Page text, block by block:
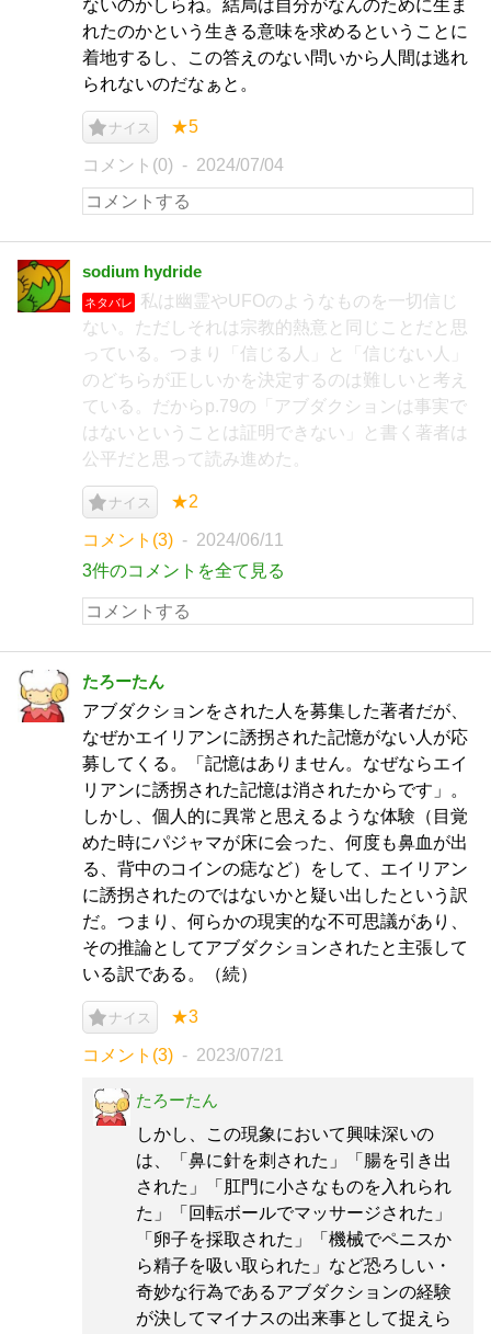
ないのかしらね。結局は自分がなんのために生ま
れたのかという生きる意味を求めるということに
着地するし、この答えのない問いから人間は逃れ
られないのだなぁと。
ナイス ★5
コメント(0) 2024/07/04
sodium hydride
ネタバレ
私は幽霊やUFOのようなものを一切信じ
ない。ただしそれは宗教的熱意と同じことだと思
っている。つまり「信じる人」と「信じない人」
のどちらが正しいかを決定するのは難しいと考え
ている。だからp.79の「アブダクションは事実で
はないということは証明できない」と書く著者は
公平だと思って読み進めた。
ナイス ★2
コメント(3)
2024/06/11
3件のコメントを全て見る
たろーたん
アブダクションをされた人を募集した著者だが、
なぜかエイリアンに誘拐された記憶がない人が応
募してくる。「記憶はありません。なぜならエイ
リアンに誘拐された記憶は消されたからです」。
しかし、個人的に異常と思えるような体験（目覚
めた時にパジャマが床に会った、何度も鼻血が出
る、背中のコインの痣など）をして、エイリアン
に誘拐されたのではないかと疑い出したという訳
だ。つまり、何らかの現実的な不可思議があり、
その推論としてアブダクションされたと主張して
いる訳である。（続）
ナイス ★3
コメント(3) 2023/07/21
たろーたん
しかし、この現象において興味深いの
は、「鼻に針を刺された」「腸を引き出
された」「肛門に小さなものを入れられ
た」「回転ボールでマッサージされた」
「卵子を採取された」「機械でペニスか
ら精子を吸い取られた」など恐ろしい・
奇妙な行為であるアブダクションの経験
が決してマイナスの出来事として捉えら